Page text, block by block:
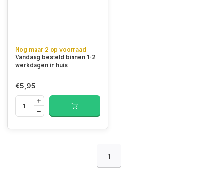
Nog maar 2 op voorraad
Vandaag besteld binnen 1-2
werkdagen in huis
€5,95
1